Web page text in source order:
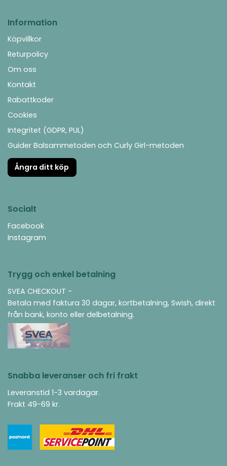
Information
Köpvillkor
Returpolicy
Om oss
Kontakt
Rabattkoder
Cookies
Integritet (GDPR, PUL)
Guider Balsammetoden och Curly Girl-metoden
Ångra ditt köp
Socialt
Facebook
Instagram
Trygg och enkel betalning
SVEA CHECKOUT -
Betala med faktura 30 dagar, kortbetalning, Swish, direkt
från bank, konto eller delbetalning.
Snabba leveranser och fri frakt
Leveranstid 1-3 vardagar.
Frakt 49-69 kr.